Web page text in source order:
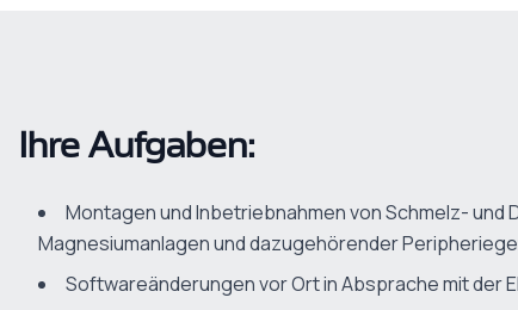
Ihre Aufgaben:
Montagen und Inbetriebnahmen von Schmelz- und
Magnesiumanlagen und dazugehörender
Softwareänderungen vor Ort in Absprache mit der